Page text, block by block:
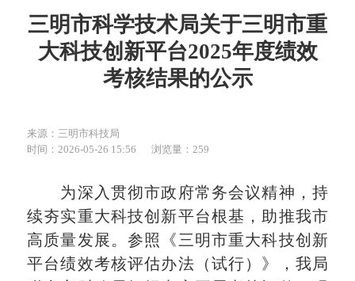
三明市科学技术局关于三明市重
大科技创新平台2025年度绩效
考核结果的公示
来源：三明市科技局
时间：2026-05-26 15:56
浏览量：259
为深入贯彻市政府常务会议精神，持
续夯实重大科技创新平台根基，助推我市
高质量发展。参照《三明市重大科技创新
平台绩效考核评估办法（试行）》，我局